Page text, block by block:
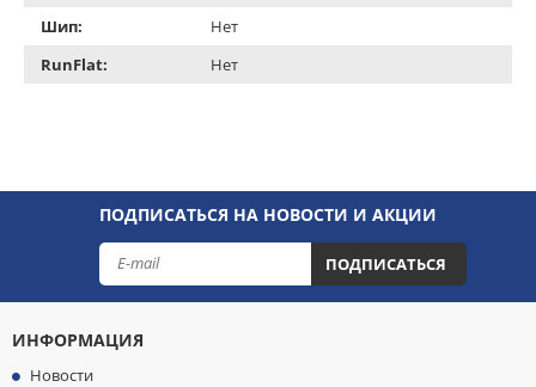
Шип:
Нет
RunFlat:
Нет
ПОДПИСАТЬСЯ НА НОВОСТИ И АКЦИИ
ПОДПИСАТЬСЯ
ИНФОРМАЦИЯ
Новости